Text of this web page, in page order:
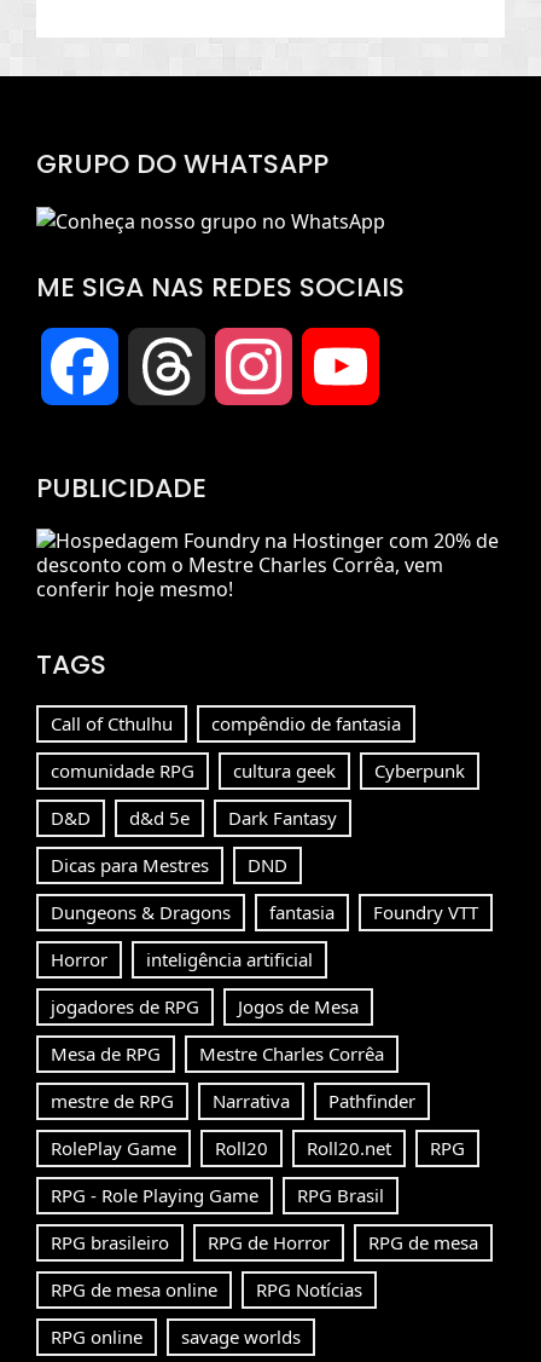
GRUPO DO WHATSAPP
ME SIGA NAS REDES SOCIAIS
Facebook Threads Instagram
PUBLICIDADE
TAGS
Call of Cthulhu
compêndio de fantasia
comunidade RPG
cultura geek
Cyberpunk
D&D
d&d 5e
Dark Fantasy
Dicas para Mestres
DND
Dungeons & Dragons
fantasia
Foundry VTT
Horror
inteligência artificial
jogadores de RPG
Jogos de Mesa
Mesa de RPG
Mestre Charles Corrêa
mestre de RPG
Narrativa
Pathfinder
RolePlay Game
Roll20 Roll20.net
RPG
RPG - Role Playing Game
RPG Brasil
RPG brasileiro
RPG de Horror
RPG de mesa
RPG de mesa online
RPG Notícias
RPG online
savage worlds